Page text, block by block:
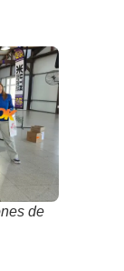
de